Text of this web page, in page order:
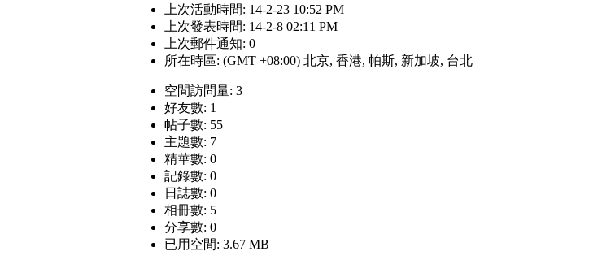
上次活動時間: 14-2-23 10:52 PM
上次發表時間: 14-2-8 02:11 PM
上次郵件通知: 0
所在時區: (GMT +08:00) 北京, 香港, 帕斯, 新加坡, 台北
空間訪問量: 3
好友數: 1
帖子數: 55
主題數: 7
精華數: 0
記錄數: 0
日誌數: 0
相冊數: 5
分享數: 0
已用空間: 3.67 MB